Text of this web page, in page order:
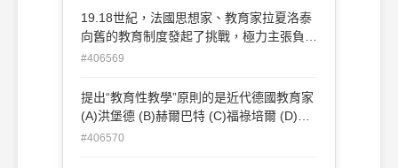
19.18世紀，法國思想家、教育家拉夏洛泰
向舊的教育制度發起了挑戰，極力主張負責
教育事業的是( ) (A)教會 (B)家庭 (C)個人
#406569
提出“教育性教學”原則的是近代德國教育家
(A)洪堡德 (B)赫爾巴特 (C)福祿培爾 (D)第
斯多惠
#406570